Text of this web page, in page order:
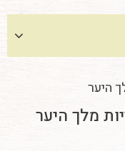
מלך היער